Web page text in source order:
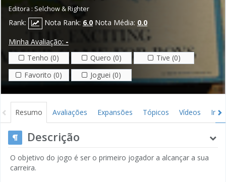
Editora : Selchow & Righter
Rank: Nota Rank: 6.0 Nota Média: 0.0
Minha Avaliação: -
Tenho (0)
Quero (0)
Tive (0)
Favorito (0)
Joguei (0)
Resumo Avaliações Expansões Tópicos Vídeos
Descrição
O objetivo do jogo é ser o primeiro jogador a alcançar a sua
carreira.